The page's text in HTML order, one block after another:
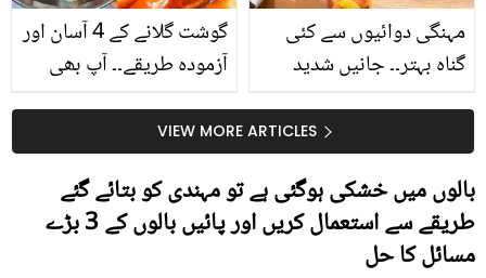
گوشت گلانے کے 4 آسان اور
آزمودہ طریقے۔۔ آپ بھی
بتائے راز
مہنگی دوائیوں سے کئی
گناہ بہتر۔۔ جانیں شدید
کیوں کھانا چاہیے؟ VIEW MORE ARTICLES
بالوں میں خشکی ہوگئی ہے تو مہندی کو بتائے گئے
طریقے سے استعمال کریں اور پائیں بالوں کے 3 بڑے
مسائل کا حل